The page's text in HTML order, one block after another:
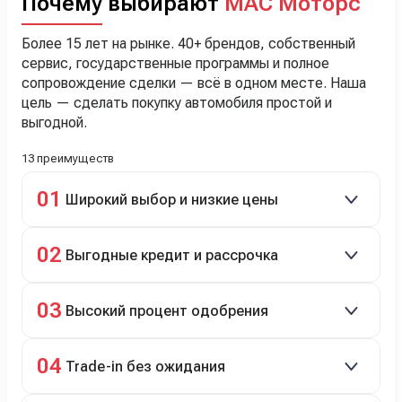
Более 15 лет на рынке. 40+ брендов, собственный
сервис, государственные программы и полное
сопровождение сделки — всё в одном месте. Наша
цель — сделать покупку автомобиля простой и
выгодной.
13 преимуществ
01 Широкий выбор и низкие цены
подержанные авто.
02 Выгодные кредит и рассрочка
рассрочка 0% на 2 года при первом взносе 35–50%.
03 Высокий процент одобрения
04 Trade-in без ожидания